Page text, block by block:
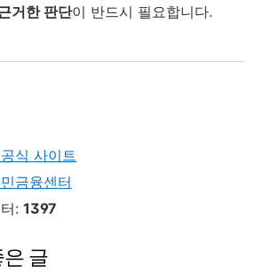
거한 판단이 반드시 필요합니다.
식 사이트
금융센터
: 1397
글